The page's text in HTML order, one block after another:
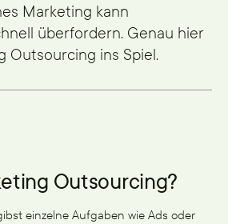
Marketing kann
überfordern. Genau hier
Outsourcing ins Spiel.
Outsourcing?
einzelne Aufgaben wie Ads oder